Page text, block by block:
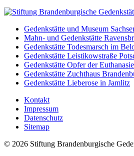
Gedenkstätte und Museum
Mahn- und Gedenkstätte
Gedenkstätte Todesmarsch im
Gedenkstätte Leistikowstraße
Gedenkstätte Opfer der
Gedenkstätte Zuchthaus
Gedenkstätte Lieberose in Jamlitz
Kontakt
Impressum
Datenschutz
Sitemap
© 2026 Stiftung Brandenburgische